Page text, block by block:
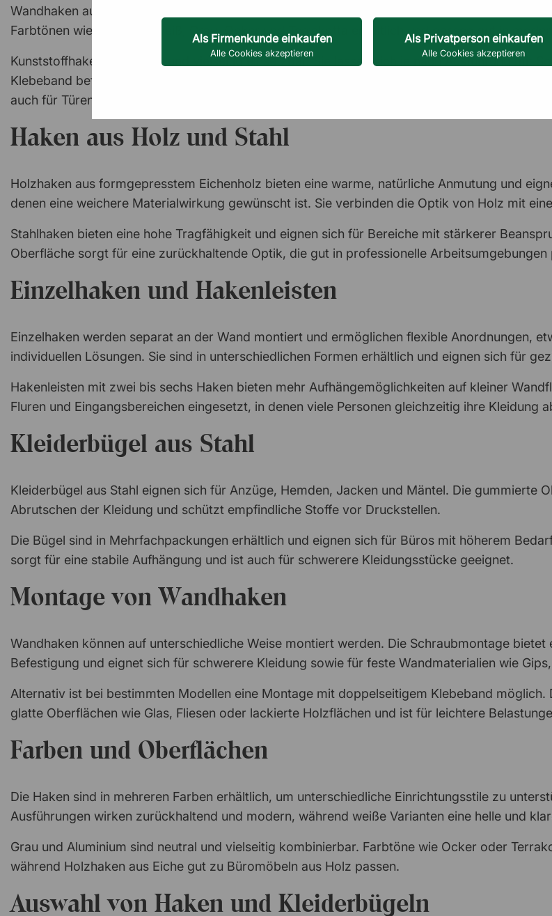
Als Firmenkunde einkaufen
Alle Cookies akzeptieren
Als Privatperson einkaufen
Alle Cookies akzeptieren
Wandhaken aus Aluminium zeichnen sich durch ihr geringes Gewicht und ihre Stabilität aus.
Farbtönen wie Schwarz, Weiß, Grau, Ocker und Terrakotta erhältlich und passen gut in
Kunststoffhaken sind leicht und vielseitig einsetzbar. Sie lassen sich je nach Ausführung mit
Klebeband befestigen und eignen sich für leichtere Kleidungsstücke oder Taschen. Durch die
auch für Türen und glatte Wandflächen geeignet.
Haken aus Holz und Stahl
Holzhaken aus formgepresstem Eichenholz bieten eine warme, natürliche Anmutung und
denen eine weichere Materialwirkung gewünscht ist. Sie verbinden die Optik von Holz mit
Stahlhaken bieten eine hohe Tragfähigkeit und eignen sich für Bereiche mit stärkerer
Oberfläche sorgt für eine zurückhaltende Optik, die gut in professionelle Arbeitsumgebungen
Einzelhaken und Hakenleisten
Einzelhaken werden separat an der Wand montiert und ermöglichen flexible Anordnungen,
individuellen Lösungen. Sie sind in unterschiedlichen Formen erhältlich und eignen sich für
Hakenleisten mit zwei bis sechs Haken bieten mehr Aufhängemöglichkeiten auf kleiner
Fluren und Eingangsbereichen eingesetzt, in denen viele Personen gleichzeitig ihre Kleidung
Kleiderbügel aus Stahl
Kleiderbügel aus Stahl eignen sich für Anzüge, Hemden, Jacken und Mäntel. Die gummierte
Abrutschen der Kleidung und schützt empfindliche Stoffe vor Druckstellen.
Die Bügel sind in Mehrfachpackungen erhältlich und eignen sich für Büros mit höherem
sorgt für eine stabile Aufhängung und ist auch für schwerere Kleidungsstücke geeignet.
Montage von Wandhaken
Wandhaken können auf unterschiedliche Weise montiert werden. Die Schraubmontage bietet
Befestigung und eignet sich für schwerere Kleidung sowie für feste Wandmaterialien wie
Alternativ ist bei bestimmten Modellen eine Montage mit doppelseitigem Klebeband möglich.
glatte Oberflächen wie Glas, Fliesen oder lackierte Holzflächen und ist für leichtere
Farben und Oberflächen
Die Haken sind in mehreren Farben erhältlich, um unterschiedliche Einrichtungsstile zu
Ausführungen wirken zurückhaltend und modern, während weiße Varianten eine helle und
Grau und Aluminium sind neutral und vielseitig kombinierbar. Farbtöne wie Ocker oder
während Holzhaken aus Eiche gut zu Büromöbeln aus Holz passen.
Auswahl von Haken und Kleiderbügeln